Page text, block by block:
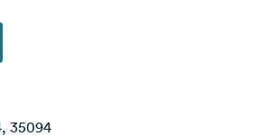
35094